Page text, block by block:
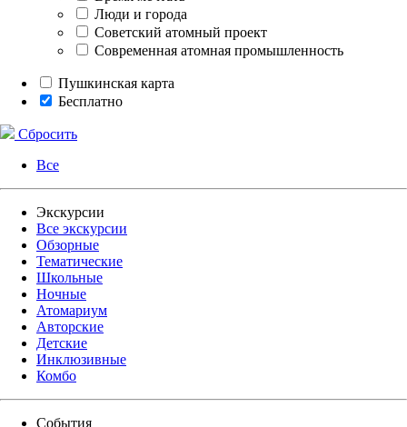
Люди и города
Советский атомный проект
Современная атомная промышленность
Пушкинская карта
Бесплатно
Сбросить
Все
Экскурсии
Все экскурсии
Обзорные
Тематические
Школьные
Ночные
Атомариум
Авторские
Детские
Инклюзивные
Комбо
События